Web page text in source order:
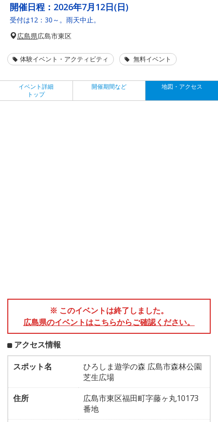
開催日程： 2026年7月12日(日)
受付は12：30～。雨天中止。
広島県広島市東区
体験イベント・アクティビティ 無料イベント
イベント詳細
トップ
開催期間など 地図・アクセス
※ このイベントは終了しました。
広島県のイベントはこちらからご確認ください。
アクセス情報
スポット名
ひろしま遊学の森 広島市森林公園
芝生広場
住所
広島市東区福田町字藤ヶ丸10173
番地